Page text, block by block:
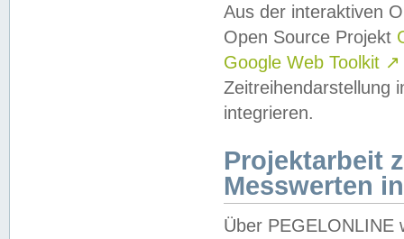
Aus der interaktiven
Open Source Projekt
Google Web Toolkit ↗
Zeitreihendarstellung
integrieren.
Projektarbeit
Messwerten
Über PEGELONLINE